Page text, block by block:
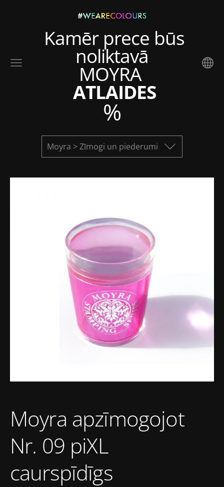
Kamēr prece būs
noliktavā
MOYRA
ATLAIDES
%
Moyra > Zīmogi un piederumi
Moyra apzīmogojot
Nr. 09 piXL
caurspīdīgs